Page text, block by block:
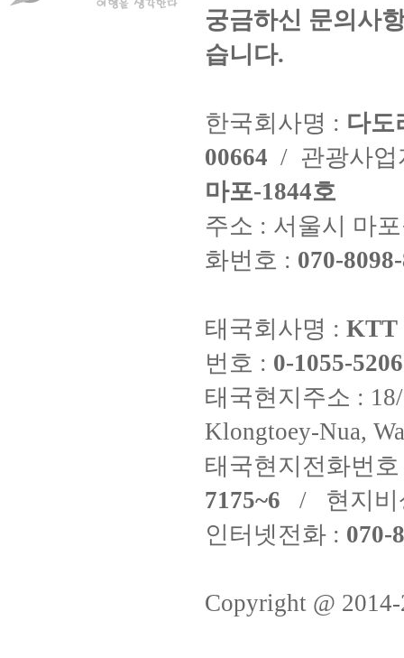
궁금하신 문의사
습니다.
한국회사명 : 다도
00664 / 관광사
마포-1844호
주소 : 서울시 마
화번호 : 070-
태국회사명 : KTT
번호 : 0-1055-
태국현지주소 :
Klongtoey-Nua,
태국현지전화번
7175~6 / 현지비
인터넷전화 : 070-
Copyright @